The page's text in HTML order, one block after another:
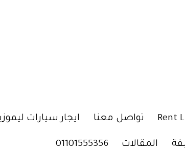
Rent تواصل معنا ايجار سيارات
المقالات 01101555356